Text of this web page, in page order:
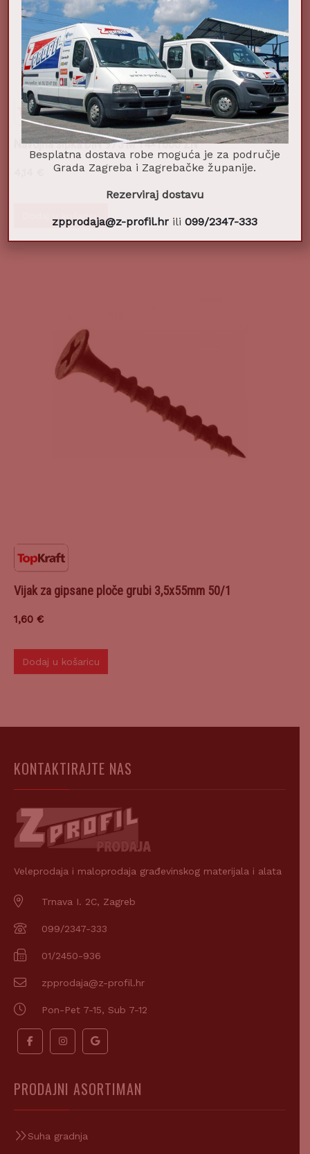
Navojna šipka DIN 975 M 14×1000 ZN
Dodaj u košaricu
Vijak za gipsane ploče grubi 3,5x55mm 50/1
1,60 €
Dodaj u košaricu
KONTAKTIRAJTE NAS
Veleprodaja i maloprodaja građevinskog materijala i alata
Trnava I. 2C, Zagreb
099/2347-333
01/2450-936
zpprodaja@z-profil.hr
Pon-Pet 7-15, Sub 7-12
PRODAJNI ASORTIMAN
Suha gradnja
Besplatna dostava robe moguća je za područje
Grada Zagreba i Zagrebačke županije.
Rezerviraj dostavu
zpprodaja@z-profil.hr ili099/2347-333